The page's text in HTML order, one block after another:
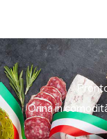
Orina in